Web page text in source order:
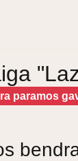
paramos